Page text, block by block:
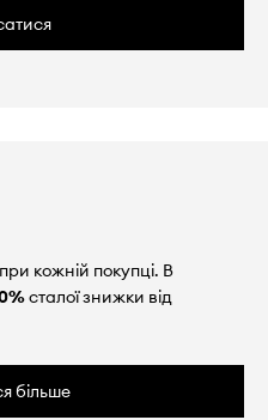
кожній покупці. В
сталої знижки від
більше